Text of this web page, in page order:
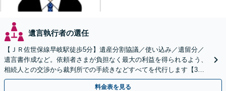
遺言執行者の選任
【ＪＲ佐世保線早岐駅徒歩5分】遺産分割協議／使い込み／遺留分／
遺言書作成など。依頼者さまが負担なく最大の利益を得られるよう、
相続人との交渉から裁判所での手続きなどすべてを代行します【3拠
点に計6人弁護士在籍】
料金表を見る